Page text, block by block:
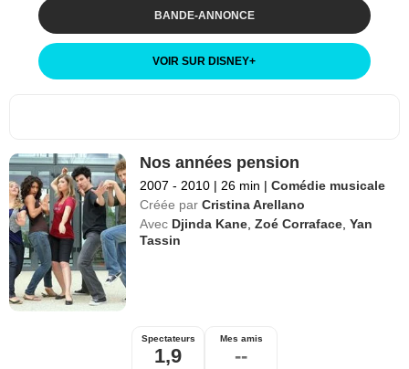
BANDE-ANNONCE
VOIR SUR DISNEY+
Nos années pension
2007 - 2010 | 26 min | Comédie musicale
Créée par Cristina Arellano
Avec Djinda Kane ,Zoé Corraface ,Yan
Tassin
Spectateurs
1,9
Mes amis
--